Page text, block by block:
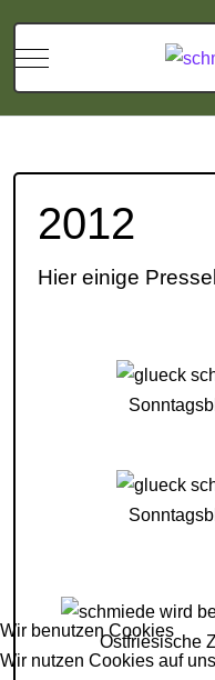
Mobile Menu Toggle
2012
Hier einige
Ostfriesische
Wir benutzen Cookies
Wir nutzen Cookies auf